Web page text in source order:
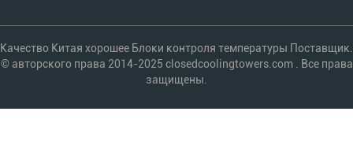
Качество Китая хорошее Блоки контроля температуры Поставщик.
© авторского права 2014-2025 closedcoolingtowers.com . Все права
защищены.